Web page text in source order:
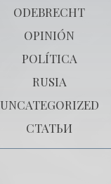
ODEBRECHT
OPINIÓN
POLÍTICA
RUSIA
UNCATEGORIZED
СТАТЬИ